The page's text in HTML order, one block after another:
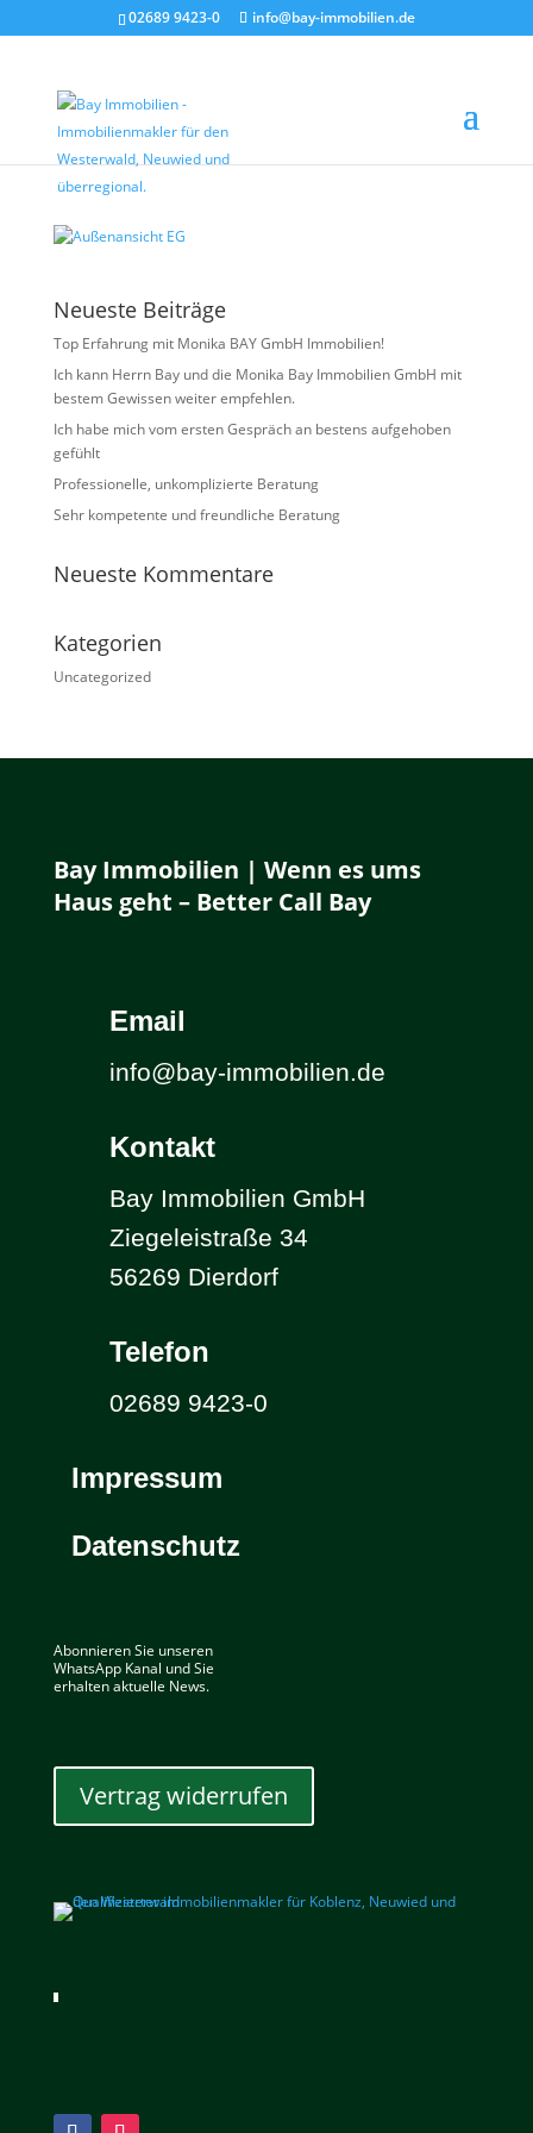
02689 9423-0 info@bay-immobilien.de
Außenansicht EG
vonChristian Bay|Juli 6, 2026
Neueste Beiträge
Top Erfahrung mit Monika BAY GmbH Immobilien!
Ich kann Herrn Bay und die Monika Bay Immobilien GmbH mit
bestem Gewissen weiter empfehlen.
Ich habe mich vom ersten Gespräch an bestens aufgehoben
gefühlt
Professionelle, unkomplizierte Beratung
Sehr kompetente und freundliche Beratung
Neueste Kommentare
Kategorien
Uncategorized
Bay Immobilien | Wenn es ums
Haus geht – Better Call Bay
Email
info@bay-immobilien.de
Kontakt
Bay Immobilien GmbH
Ziegeleistraße 34
56269 Dierdorf
Telefon
02689 9423-0
Impressum
Datenschutz
Abonnieren Sie unseren
WhatsApp Kanal und Sie
erhalten aktuelle News.
Vertrag widerrufen